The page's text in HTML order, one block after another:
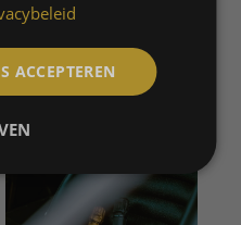
ARTISTS
ACCEPTEREN